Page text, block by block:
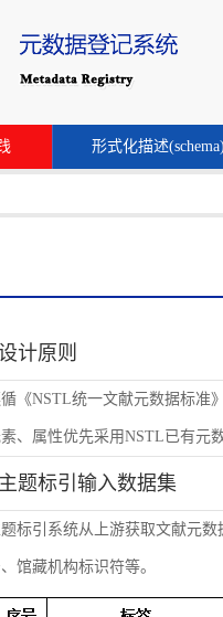
形式化描述(schema)
计原则
《NSTL统一文献元数据标准
、属性优先采用NSTL已有元
题标引输入数据集
标引系统从上游获取文献元
馆藏机构标识符等。